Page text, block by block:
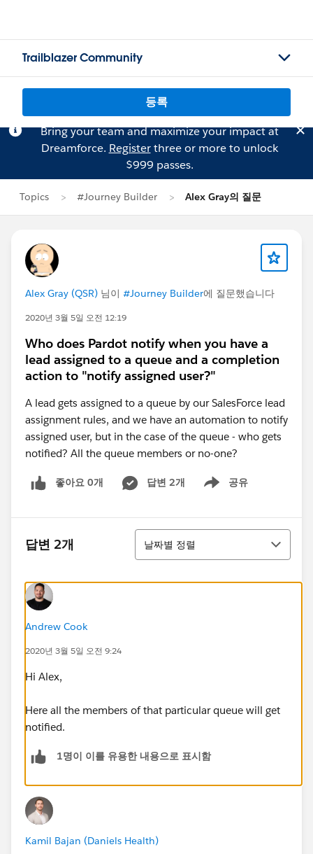
Trailblazer Community
등록
Bring your team and maximize your impact at
Dreamforce. Registerthree or more to unlock
$999 passes.
Topics #Journey Builder Alex Gray의 질문
Alex Gray (QSR) 님이 #Journey Builder에 질문했습니다
2020년 3월 5일 오전 12:19
Who does Pardot notify when you have a
lead assigned to a queue and a completion
action to "notify assigned user?"
A lead gets assigned to a queue by our SalesForce lead
assignment rules, and we have an automation to notify
assigned user, but in the case of the queue - who gets
notified? All the queue members or no-one?
좋아요 0개 답변 2개 공유
Show menu
답변 2개
정렬
날짜별 정렬
Andrew Cook
2020년 3월 5일 오전 9:24
Hi Alex,
Here all the members of that particular queue will get
notified.
1명이 이를 유용한 내용으로 표시함
Kamil Bajan (Daniels Health)